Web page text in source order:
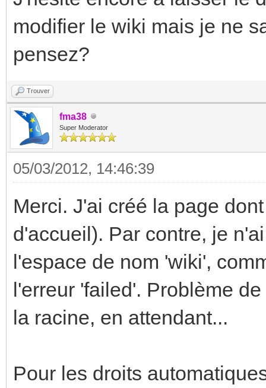
modifier le wiki mais je ne
pensez?
Trouver
fma38
Super Moderator
05/03/2012, 14:46:39
Merci. J'ai créé la page
d'accueil). Par contre, je
l'espace de nom 'wiki',
l'erreur 'failed'. Problème
la racine, en attendant...
Pour les droits